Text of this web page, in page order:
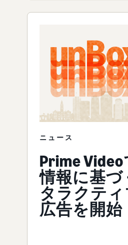
ニュース
Prime
情報に基づ
タラクテ
広告を開始